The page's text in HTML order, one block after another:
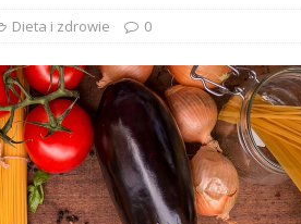
Dieta i zdrowie 0